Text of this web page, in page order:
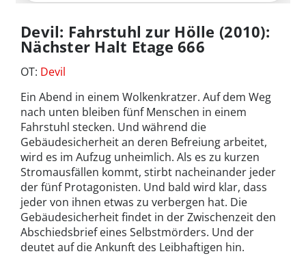
Devil: Fahrstuhl zur Hölle (2010):
Nächster Halt Etage 666
OT: Devil
Ein Abend in einem Wolkenkratzer. Auf dem Weg
nach unten bleiben fünf Menschen in einem
Fahrstuhl stecken. Und während die
Gebäudesicherheit an deren Befreiung arbeitet,
wird es im Aufzug unheimlich. Als es zu kurzen
Stromausfällen kommt, stirbt nacheinander jeder
der fünf Protagonisten. Und bald wird klar, dass
jeder von ihnen etwas zu verbergen hat. Die
Gebäudesicherheit findet in der Zwischenzeit den
Abschiedsbrief eines Selbstmörders. Und der
deutet auf die Ankunft des Leibhaftigen hin.